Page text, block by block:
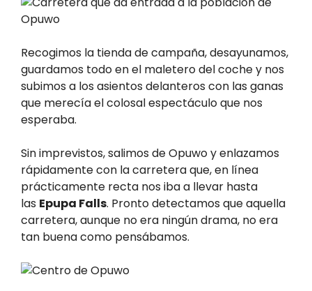
Recogimos la tienda de campaña, desayunamos,
guardamos todo en el maletero del coche y nos
subimos a los asientos delanteros con las ganas
que merecía el colosal espectáculo que nos
esperaba.
Sin imprevistos, salimos de Opuwo y enlazamos
rápidamente con la carretera que, en línea
prácticamente recta nos iba a llevar hasta
las Epupa Falls. Pronto detectamos que aquella
carretera, aunque no era ningún drama, no era
tan buena como pensábamos.